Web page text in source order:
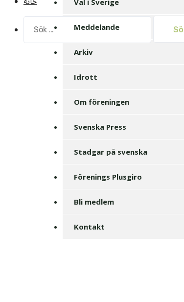
efter:
Meddelande
Arkiv
Idrott
Om föreningen
Svenska Press
Stadgar på svenska
Förenings Plusgiro
Bli medlem
Kontakt